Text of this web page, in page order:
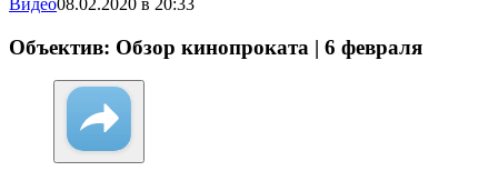
Видео08.02.2020 в 20:33
Объектив: Обзор кинопроката | 6 февраля